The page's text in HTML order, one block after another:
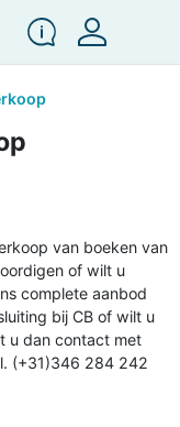
van boeken van
of wilt u
complete aanbod
bij CB of wilt u
u dan contact met
(+31)346 284 242